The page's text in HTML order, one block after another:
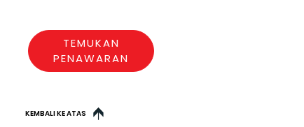
TEMUKAN
PENAWARAN
KEMBALI KE ATAS